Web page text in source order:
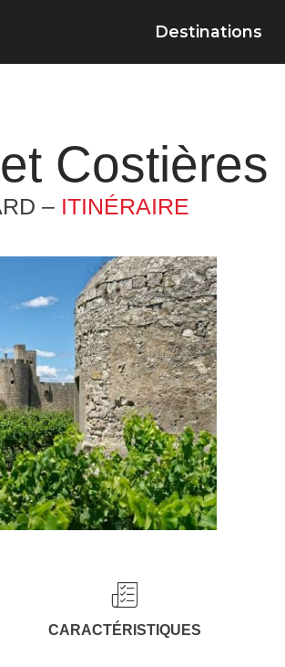
Destinations
Costières
– ITINÉRAIRE
CARACTÉRISTIQUES